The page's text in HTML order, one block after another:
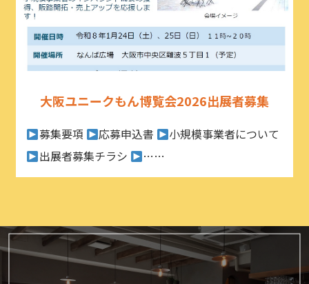
大阪ユニークもん博覧会2026出展者募集
募集要項 応募申込書
小規模事業者について
出展者募集チラシ
……